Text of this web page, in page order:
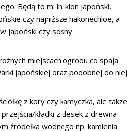
Będą to m. in. klon japoński,
czy najniższe hakonechloe, a
japoński czy sosny
miejscach ogrodu co spaja
japońskiej oraz podobnej do niej
z kory czy kamyczka, ale także
kładki z desek z drewna
źródełka wodnego np. kamienia